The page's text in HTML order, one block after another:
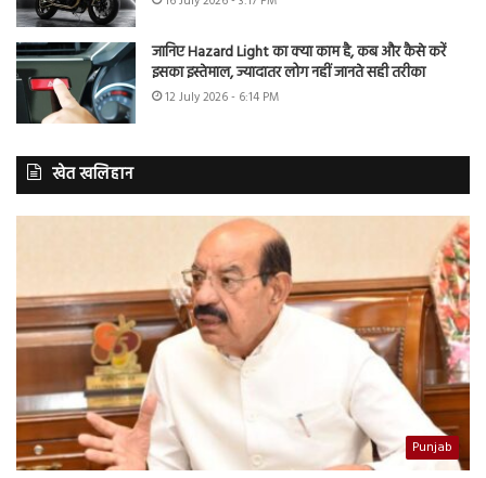
जानिए Hazard Light का क्या काम है, कब और कैसे करें
इसका इस्तेमाल, ज्यादातर लोग नहीं जानते सही तरीका
12 July 2026 - 6:14 PM
खेत खलिहान
Punjab